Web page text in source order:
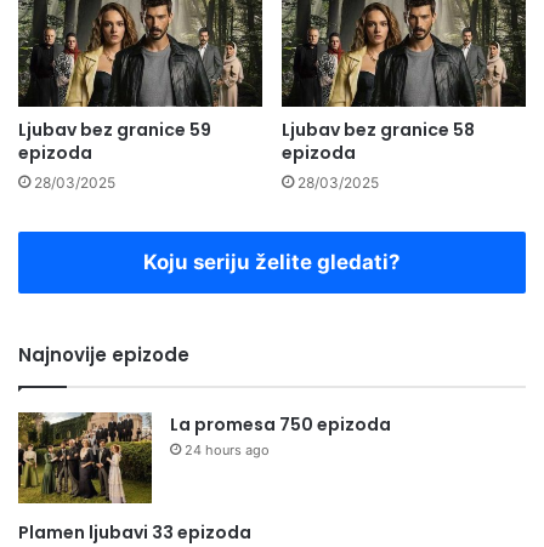
Ljubav bez granice 59
epizoda
28/03/2025
Ljubav bez granice 58
epizoda
28/03/2025
Koju seriju želite gledati?
Najnovije epizode
La promesa 750 epizoda
24 hours ago
Plamen ljubavi 33 epizoda